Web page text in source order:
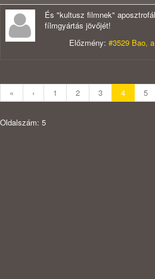
És "kultusz filmnek"
fílmgyártás jövőjét!
Előzmény: #3529 Bao,
« ‹ 1 2 3 4 5
Oldalszám: 5